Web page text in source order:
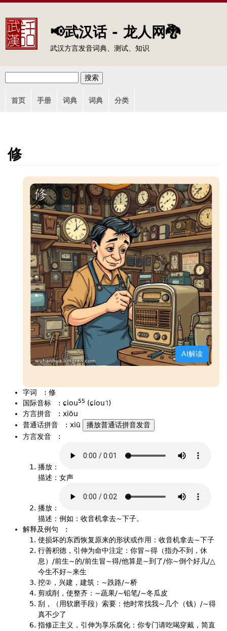
📢武汉话 - 龙人网🐉
武汉方言发音词典、测试、知识
单
索主首页 手册 词典 词典 分类
修
AI解读
字词 : 修
国际音标
: ɕiou55 (ɕiou˥)
方言拼音
: xiōu
普通话拼音
: xiū
播放普通话拼音发音
方言发音
:
播放：
描述：女声
播放：
描述：例如：收音机拿去~下子。
解释及例句
:
使损坏的东西恢复原来的形状或作用：收音机拿去~下子
行善积德，引伸为命中注定：你冒~得（指办不到，休
息）/前生~的/前生冒~得/他算是~到了/你~倒个好儿/△
今生不好~来生
挖②，兴建，建筑：~跌路/~桥
剪或削，使整齐：~蔬果/~铅笔/~冬瓜皮
刮，（用软磨手段）索要：他时常找我~几个（钱）/~得
真不少了
指修正主义，引伸为享乐腐化：你专门请吃喝穿戴，简直